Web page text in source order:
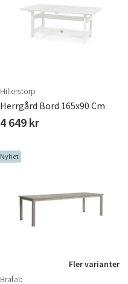
Hillerstorp
Herrgård Bord 165x90 Cm
4 649 kr
Nyhet
Fler varianter
Brafab